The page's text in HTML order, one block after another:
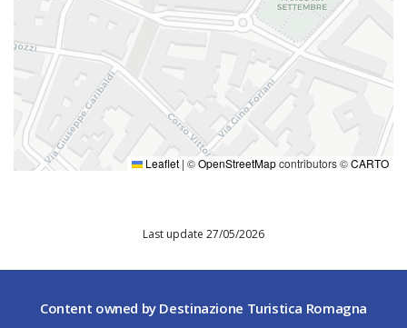
Leaflet | ©OpenStreetMapcontributors ©CARTO
Last update 27/05/2026
Content owned by Destinazione Turistica Romagna